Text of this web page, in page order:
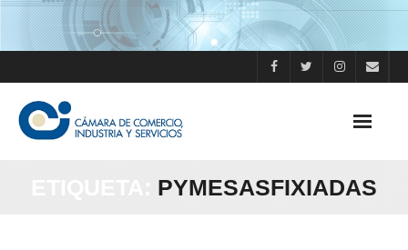
Skip
ETIQUETA: PYMESASFIXIADAS